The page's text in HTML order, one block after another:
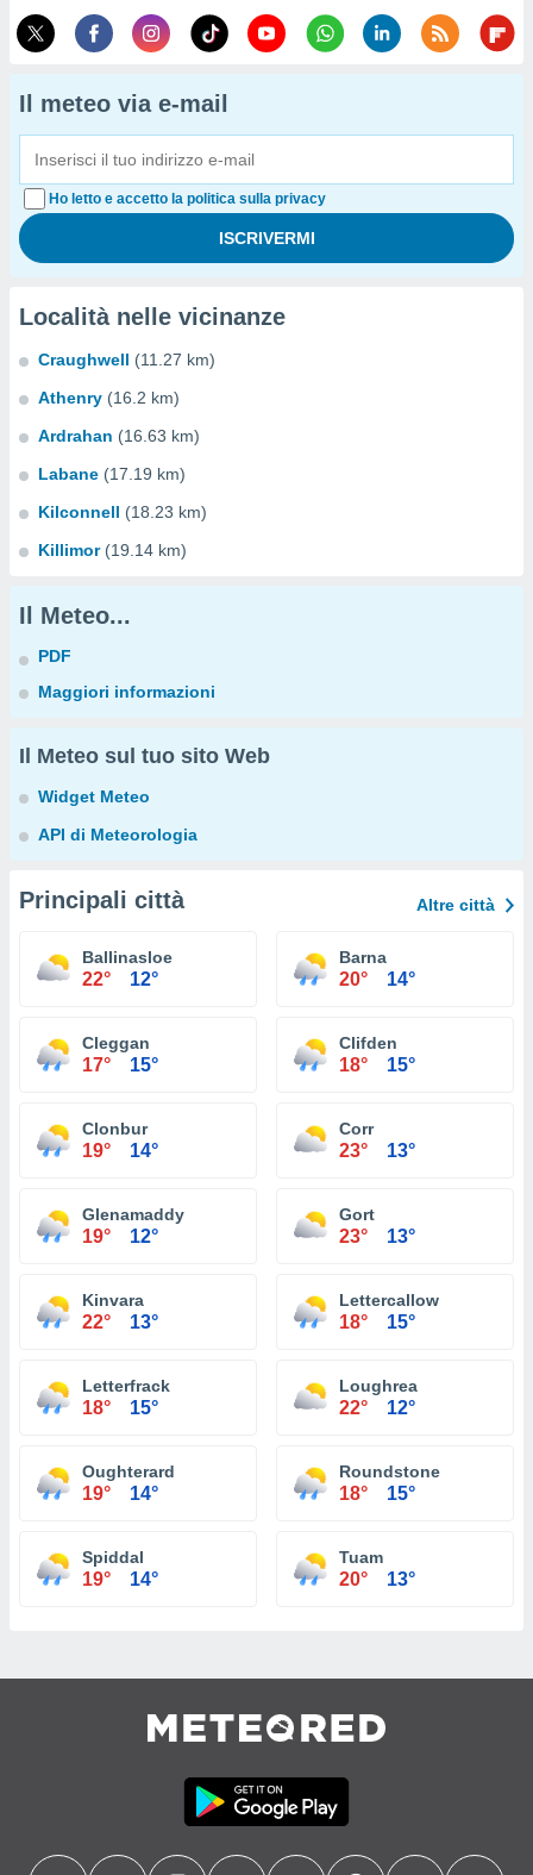
Il meteo via e-mail
Ho letto e accetto la politica sulla privacy
Località nelle vicinanze
Craughwell (11.27 km)
Athenry (16.2 km)
Ardrahan (16.63 km)
Labane (17.19 km)
Kilconnell (18.23 km)
Killimor (19.14 km)
Il Meteo...
PDF
Maggiori informazioni
Il Meteo sul tuo sito Web
Widget Meteo
API di Meteorologia
Principali città Altre città
Ballinasloe
22° 12°
Barna
20° 14°
Cleggan
17° 15°
Clifden
18° 15°
Clonbur
19° 14°
Corr
23° 13°
Glenamaddy
19° 12°
Gort
23° 13°
Kinvara
22° 13°
Lettercallow
18° 15°
Letterfrack
18° 15°
Loughrea
22° 12°
Oughterard
19° 14°
Roundstone
18° 15°
Spiddal
19° 14°
Tuam
20° 13°